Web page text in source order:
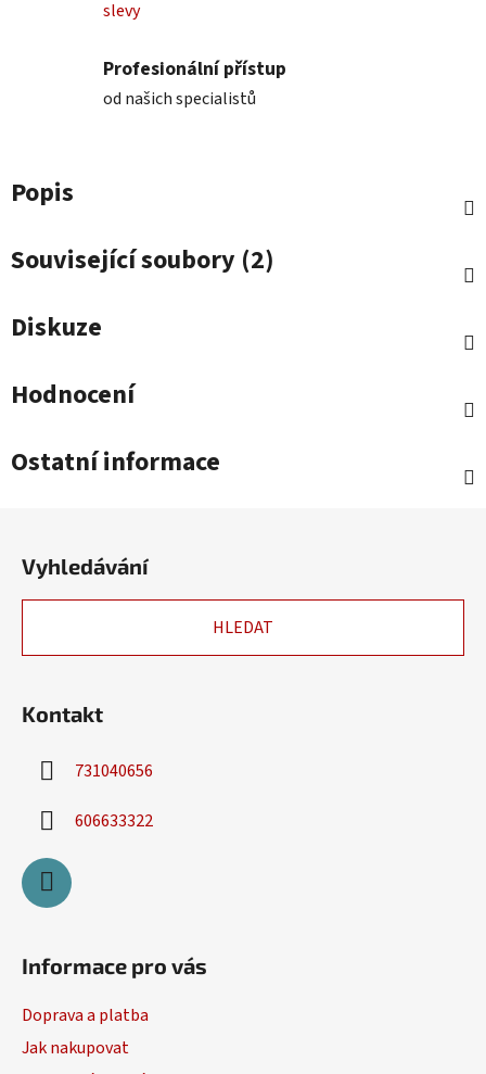
slevy
Profesionální přístup
od našich specialistů
Popis
Související soubory (2)
Diskuze
Hodnocení
Ostatní informace
Vyhledávání
HLEDAT
Kontakt
731040656
606633322
Informace pro vás
Doprava a platba
Jak nakupovat